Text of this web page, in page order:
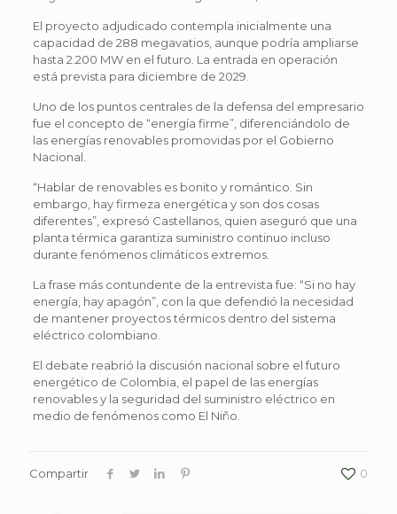
El proyecto adjudicado contempla inicialmente una
capacidad de 288 megavatios, aunque podría ampliarse
hasta 2.200 MW en el futuro. La entrada en operación
está prevista para diciembre de 2029.
Uno de los puntos centrales de la defensa del empresario
fue el concepto de “energía firme”, diferenciándolo de
las energías renovables promovidas por el Gobierno
Nacional.
“Hablar de renovables es bonito y romántico. Sin
embargo, hay firmeza energética y son dos cosas
diferentes”, expresó Castellanos, quien aseguró que una
planta térmica garantiza suministro continuo incluso
durante fenómenos climáticos extremos.
La frase más contundente de la entrevista fue: “Si no hay
energía, hay apagón”, con la que defendió la necesidad
de mantener proyectos térmicos dentro del sistema
eléctrico colombiano.
El debate reabrió la discusión nacional sobre el futuro
energético de Colombia, el papel de las energías
renovables y la seguridad del suministro eléctrico en
medio de fenómenos como El Niño.
Compartir 0